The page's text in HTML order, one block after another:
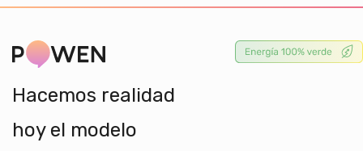
Hacemos realidad
hoy el modelo